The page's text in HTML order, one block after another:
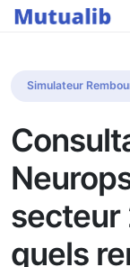
Simulateur
secteur
quels